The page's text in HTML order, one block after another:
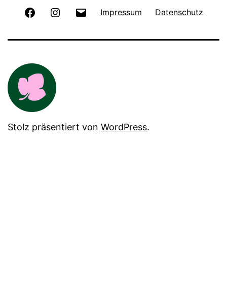
FacebookInstagram Impressum Datenschutz
Stolz präsentiert von WordPress.